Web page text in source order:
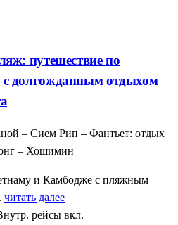
путешествие по
долгожданным отдыхом
– Сием Рип – Фантьет: отдых
– Хошимин
и Камбодже с пляжным
читать далее
рейсы вкл.